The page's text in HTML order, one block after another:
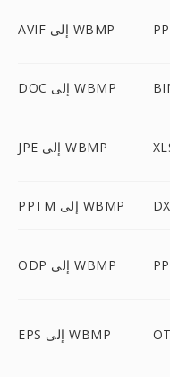
AVIF إلى WBMP
DOC إلى WBMP
JPE إلى WBMP
PPTM إلى WBMP
ODP إلى WBMP
EPS إلى WBMP